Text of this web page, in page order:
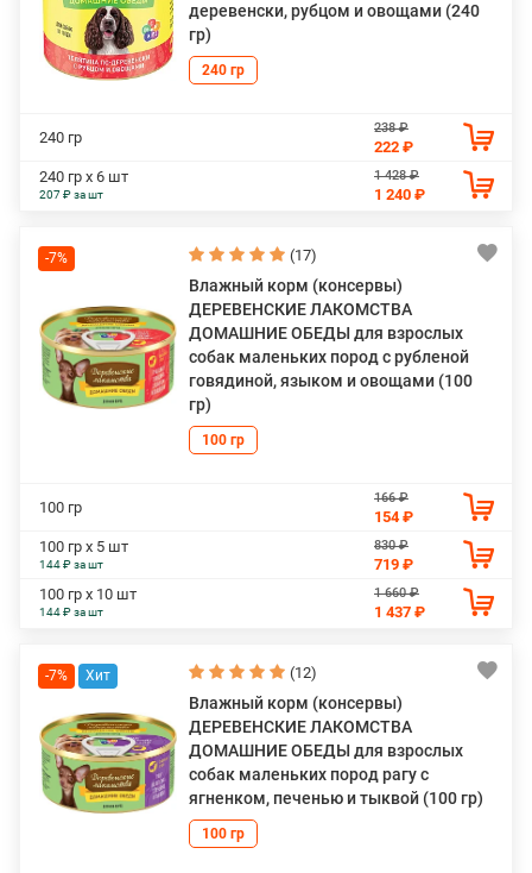
деревенски, рубцом и овощами (240
гр)
240 гр
240 гр
238 ₽
222 ₽
240 гр х 6 шт
207 ₽ за шт
1 428 ₽
1 240 ₽
-7% (17)
Влажный корм (консервы)
ДЕРЕВЕНСКИЕ ЛАКОМСТВА
ДОМАШНИЕ ОБЕДЫ для взрослых
собак маленьких пород с рубленой
говядиной, языком и овощами (100
гр)
100 гр
100 гр
166 ₽
154 ₽
100 гр х 5 шт
144 ₽ за шт
830 ₽
719 ₽
100 гр х 10 шт
144 ₽ за шт
1 660 ₽
1 437 ₽
-7% (12)
Влажный корм (консервы)
ДЕРЕВЕНСКИЕ ЛАКОМСТВА
ДОМАШНИЕ ОБЕДЫ для взрослых
собак маленьких пород рагу с
ягненком, печенью и тыквой (100 гр)
100 гр